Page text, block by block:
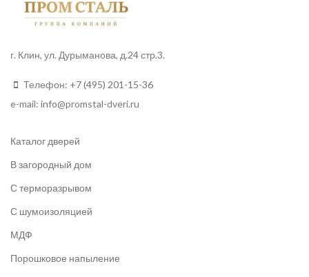
г. Клин, ул. Дурыманова, д.24 стр.3.
Телефон: +7 (495) 201-15-36
e-mail: info@promstal-dveri.ru
Каталог дверей
В загородный дом
С терморазрывом
С шумоизоляцией
МДФ
Порошковое напыление